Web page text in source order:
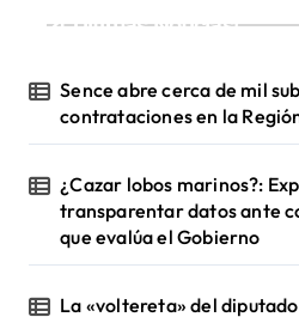
¡Ultimas Noticias!
Sence abre cerca de mil
contrataciones en la
¿Cazar lobos marinos?:
transparentar datos ante
que evalúa el Gobierno
La «voltereta» del